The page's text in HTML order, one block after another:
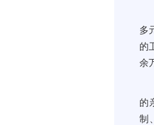
多
的
余
的
制